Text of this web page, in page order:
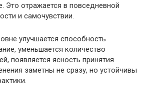
Это отражается в повседневной
и самочувствии.
улучшается способность
уменьшается количество
появляется ясность принятия
заметны не сразу, но устойчивы